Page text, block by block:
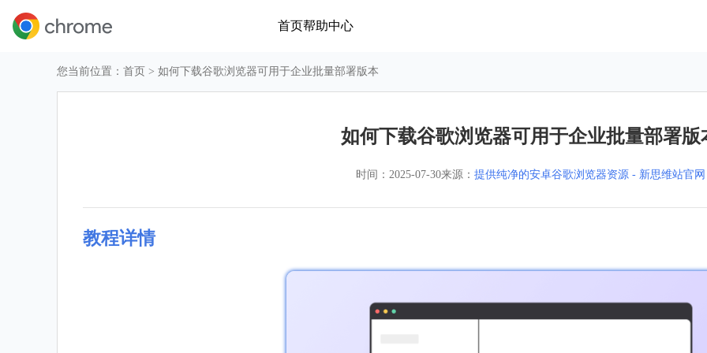
首页帮助中心
您当前位置： 首页 > 如何下载谷歌浏览器可用于企业批量部署版本
如何下载谷歌浏览器可用于企业批量部署版
时间： 2025-07-30来源： 提供纯净的安卓谷歌浏览器资源 - 新思维站官网
教程详情